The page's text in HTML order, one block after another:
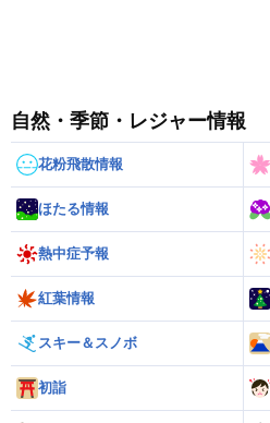
自然・季節・レジャー情報
花粉飛散情報
ほたる情報
熱中症予報
紅葉情報
スキー＆スノボ
初詣